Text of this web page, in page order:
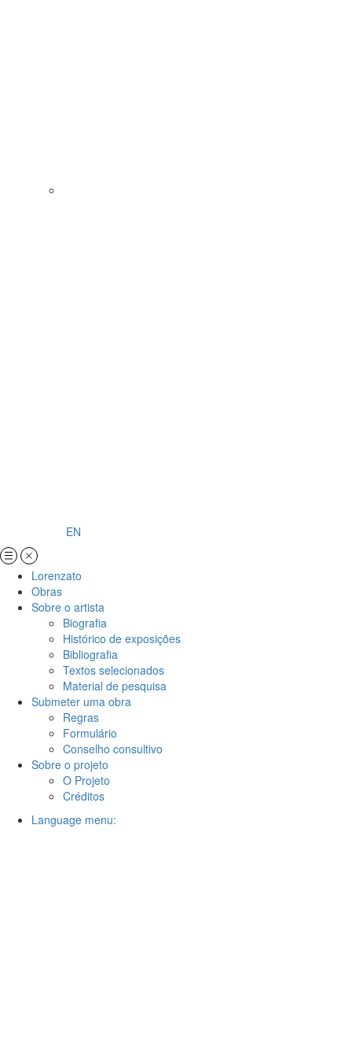
EN
Lorenzato
Obras
Sobre o artista
Biografia
Histórico de exposições
Bibliografia
Textos selecionados
Material de pesquisa
Submeter uma obra
Regras
Formulário
Conselho consultivo
Sobre o projeto
O Projeto
Créditos
Language menu: